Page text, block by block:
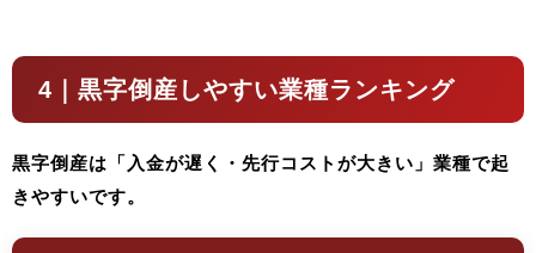
4｜黒字倒産しやすい業種ランキング
黒字倒産は「入金が遅く・先行コストが大きい」業種で起
きやすいです。